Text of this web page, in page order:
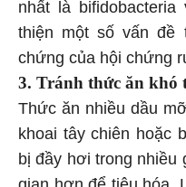
nhất là
thiện một số vấn đề
chứng của hội chứng
3. Tránh thức ăn khó
Thức ăn nhiều dầu
khoai tây chiên hoặc
bị đầy hơi trong